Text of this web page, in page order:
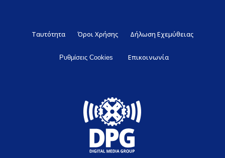
Ταυτότητα Όροι Χρήσης Δήλωση Εχεμύθειας
Ρυθμίσεις Cookies Επικοινωνία